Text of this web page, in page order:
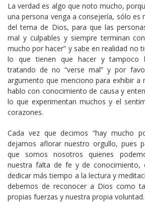
La verdad es algo que noto mucho,
una persona venga a consejería, sólo es
del tema de Dios, para que las
mal y culpables y siempre terminan
mucho por hacer” y sabe en realidad no
lo que tienen que hacer y tampoco
tratando de no “verse mal” y por
argumento que menciono para exhibir a
hablo con conocimiento de causa y
lo que experimentan muchos y el
corazones.
Cada vez que decimos “hay mucho
dejamos aflorar nuestro orgullo, pues
que somos nosotros quienes
nuestra falta de fe y de conocimiento,
dedicar más tiempo a la lectura y
debemos de reconocer a Dios como
propias fuerzas y nuestra propia voluntad.